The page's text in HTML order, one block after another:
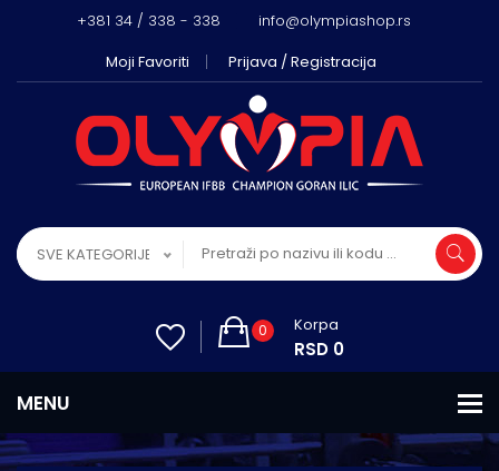
+381 34 / 338 - 338
info@olympiashop.rs
Moji Favoriti
Prijava / Registracija
SVE KATEGORIJE
0 Korpa
RSD 0